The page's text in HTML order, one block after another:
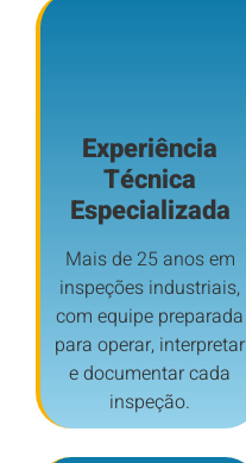
Experiência
Técnica
Especializada
Mais de 25 anos em
inspeções industriais,
com equipe preparada
para operar, interpretar
e documentar cada
inspeção.